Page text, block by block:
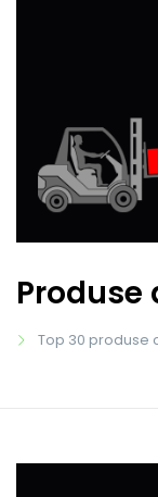
Produse
Top 30 produse